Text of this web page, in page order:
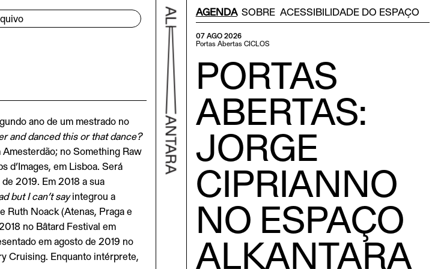
ano de um mestrado no
and danced this or that dance?
no Something Raw
d’Images, em Lisboa. Será
2019. Em 2018 a sua
but I can’t sayintegrou a
Ruth Noack (Atenas, Praga e
no Bâtard Festival em
em agosto de 2019 no
Cruising. Enquanto intérprete,
Menu Secondário
AGENDA SOBRE ACESSIBILIDADE DO ESPAÇO
07 AGO 2026
Portas AbertasCICLOS
PORTAS
ABERTAS:
JORGE
CIPRIANNO
NO ESPAÇO
ALKANTARA